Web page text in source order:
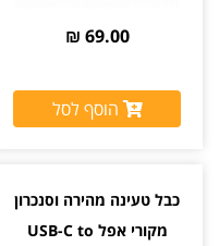
69.00 ₪
הוסף לסל
כבל טעינה מהירה וסנכרון
מקורי אפל USB-C to